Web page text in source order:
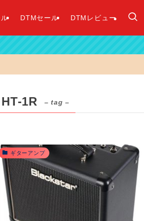
DTMセール DTMレビュー
HT-1R – tag –
ギターアンプ